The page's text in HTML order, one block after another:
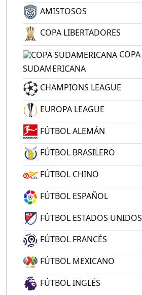
AMISTOSOS
COPA LIBERTADORES
COPA
SUDAMERICANA
CHAMPIONS LEAGUE
EUROPA LEAGUE
FÚTBOL ALEMÁN
FÚTBOL BRASILERO
FÚTBOL CHINO
FÚTBOL ESPAÑOL
FÚTBOL ESTADOS UNIDOS
FÚTBOL FRANCÉS
FÚTBOL MEXICANO
FÚTBOL INGLÉS